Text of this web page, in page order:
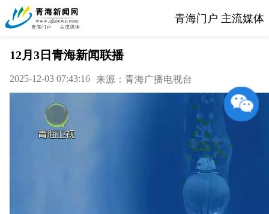
青海门户 主流媒体
12月3日青海新闻联播
2025-12-03 07:43:16 来源：青海广播电视台